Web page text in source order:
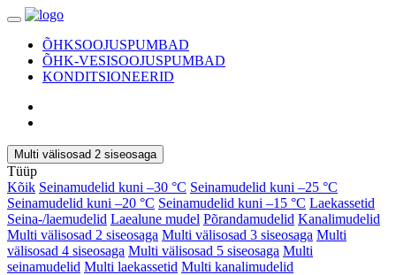
ÕHKSOOJUSPUMBAD
ÕHK-VESISOOJUSPUMBAD
KONDITSIONEERID
Multi välisosad 2 siseosaga
Tüüp
Kõik Seinamudelid kuni –30 °C Seinamudelid kuni –25 °C
Seinamudelid kuni –20 °C Seinamudelid kuni –15 °C Laekassetid
Seina-/laemudelid Laealune mudel Põrandamudelid Kanalimudelid
Multi välisosad 2 siseosaga Multi välisosad 3 siseosaga Multi
välisosad 4 siseosaga Multi välisosad 5 siseosaga Multi
seinamudelid Multi laekassetid Multi kanalimudelid